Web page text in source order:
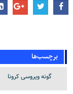
برچسب‌ها
گونه ویروسی کرونا